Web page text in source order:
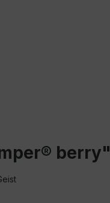
berry"